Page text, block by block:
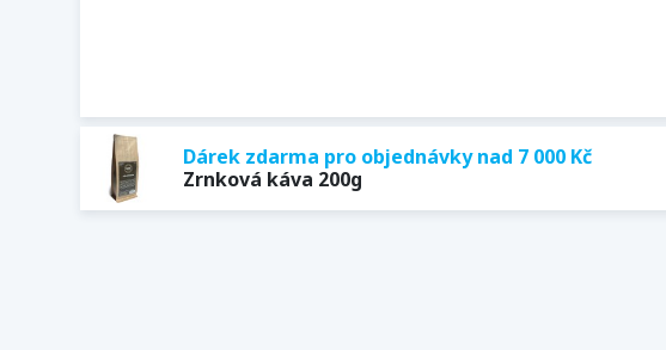
Dárek zdarma pro objednávky nad 7 000 Kč
Zrnková káva 200g